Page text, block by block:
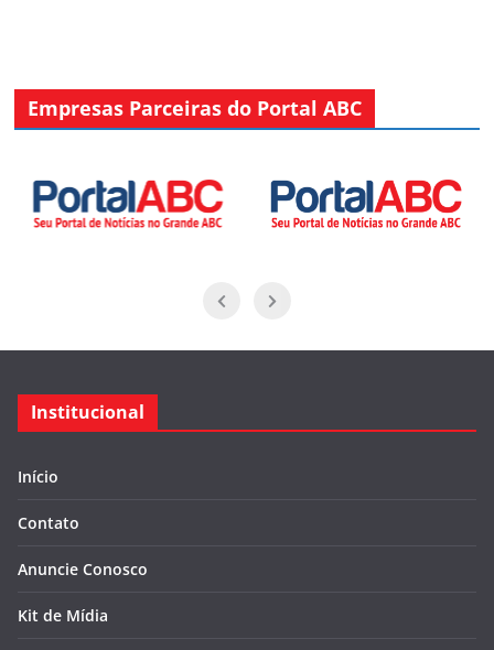
Empresas Parceiras do Portal ABC
Institucional
Início
Contato
Anuncie Conosco
Kit de Mídia